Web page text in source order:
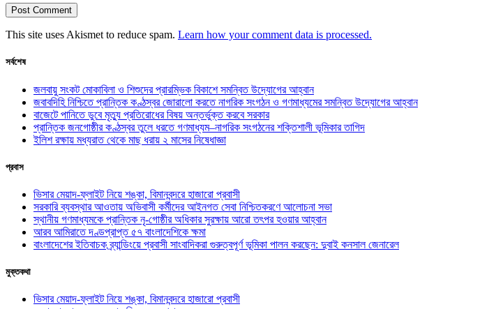
This site uses Akismet to reduce spam. Learn how your comment data is processed.
সর্বশেষ
জলবায়ু সংকট মোকাবিলা ও শিশুদের প্রারম্ভিক বিকাশে সমন্বিত উদ্যোগের আহ্বান
জবাবদিহি নিশ্চিতে প্রান্তিক কণ্ঠস্বর জোরালো করতে নাগরিক সংগঠন ও গণমাধ্যমের সমন্বিত উদ্যোগের আহ্বান
বাজেটে পানিতে ডুবে মৃত্যু প্রতিরোধের বিষয় অন্তর্ভুক্ত করবে সরকার
প্রান্তিক জনগোষ্ঠীর কণ্ঠস্বর তুলে ধরতে গণমাধ্যম–নাগরিক সংগঠনের শক্তিশালী ভূমিকার তাগিদ
ইলিশ রক্ষায় মধ্যরাত থেকে মাছ ধরায় ২ মাসের নিষেধাজ্ঞা
প্রবাস
ভিসার মেয়াদ-ফ্লাইট নিয়ে শঙ্কা, বিমানবন্দরে হাজারো প্রবাসী
সরকারি ব্যবস্থার আওতায় অভিবাসী কর্মীদের আইনগত সেবা নিশ্চিতকরণে আলোচনা সভা
স্থানীয় গণমাধ্যমকে প্রান্তিক নৃ-গোষ্ঠীর অধিকার সুরক্ষায় আরো তৎপর হওয়ার আহ্বান
আরব আমিরাতে দণ্ডপ্রাপ্ত ৫৭ বাংলাদেশিকে ক্ষমা
বাংলাদেশের ইতিবাচক ব্র্যান্ডিংয়ে প্রবাসী সাংবাদিকরা গুরুত্বপূর্ণ ভূমিকা পালন করছেন: দুবাই কনসাল জেনারেল
মুক্তকথা
ভিসার মেয়াদ-ফ্লাইট নিয়ে শঙ্কা, বিমানবন্দরে হাজারো প্রবাসী